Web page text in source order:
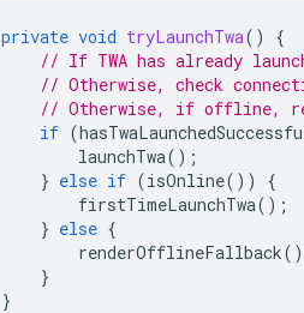
private void tryLaunchTwa()
{
// If TWA has already
// Otherwise, check
// Otherwise, if offline,
if (
launchTwa();
} else if (isOnline())
{
firstTimeLaunchTwa();
} else {
renderOfflineFallback
}
}